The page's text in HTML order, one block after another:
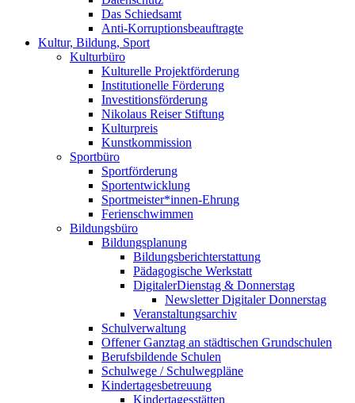
Das Schiedsamt
Anti-Korruptionsbeauftragte
Kultur, Bildung, Sport
Kulturbüro
Kulturelle Projektförderung
Institutionelle Förderung
Investitionsförderung
Nikolaus Reiser Stiftung
Kulturpreis
Kunstkommission
Sportbüro
Sportförderung
Sportentwicklung
Sportmeister*innen-Ehrung
Ferienschwimmen
Bildungsbüro
Bildungsplanung
Bildungsberichterstattung
Pädagogische Werkstatt
DigitalerDienstag & Donnerstag
Newsletter Digitaler Donnerstag
Veranstaltungsarchiv
Schulverwaltung
Offener Ganztag an städtischen Grundschulen
Berufsbildende Schulen
Schulwege / Schulwegpläne
Kindertagesbetreuung
Kindertagesstätten